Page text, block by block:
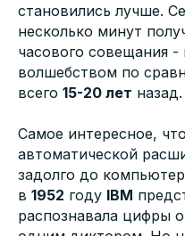
становились лучше.
несколько минут
часового совещания -
волшебством по
всего 15-20 лет назад.
Самое интересное,
автоматической
задолго до
в 1952 году IBM
распознавала цифры